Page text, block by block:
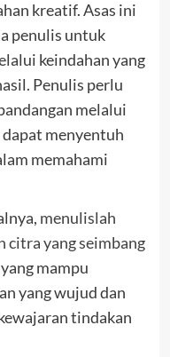
kreatif. Asas ini
penulis untuk
keindahan yang
Penulis perlu
melalui
dapat menyentuh
memahami
menulislah
citra yang seimbang
mampu
yang wujud dan
tindakan